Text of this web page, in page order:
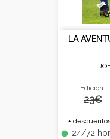
LA
Edición:
23€
+
fiber_manual_record 24/72